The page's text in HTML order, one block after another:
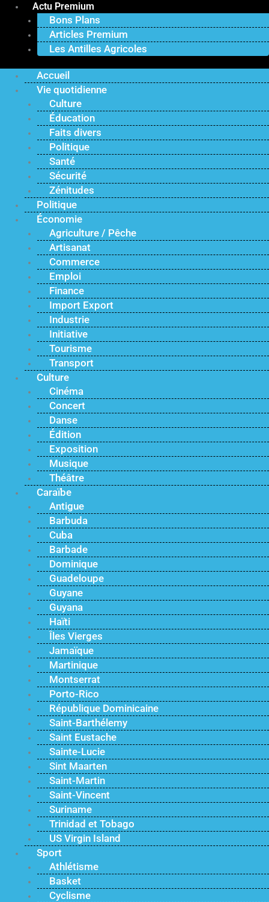
Actu Premium
Bons Plans
Articles Premium
Les Antilles Agricoles
Accueil
Vie quotidienne
Culture
Éducation
Faits divers
Politique
Santé
Sécurité
Zénitudes
Politique
Économie
Agriculture / Pêche
Artisanat
Commerce
Emploi
Finance
Import Export
Industrie
Initiative
Tourisme
Transport
Culture
Cinéma
Concert
Danse
Édition
Exposition
Musique
Théâtre
Caraïbe
Antigue
Barbuda
Cuba
Barbade
Dominique
Guadeloupe
Guyane
Guyana
Haïti
Îles Vierges
Jamaïque
Martinique
Montserrat
Porto-Rico
République Dominicaine
Saint-Barthélemy
Saint Eustache
Sainte-Lucie
Sint Maarten
Saint-Martin
Saint-Vincent
Suriname
Trinidad et Tobago
US Virgin Island
Sport
Athlétisme
Basket
Cyclisme